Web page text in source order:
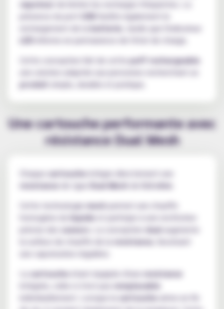
vapoteur
USB
facilite également le
rechargement de la
batterie
, tandis que l'indicateur
informe en permanence de l'état de charge.
Cette conception fait de cettepuff rechargeable
une solution adaptée aux personnes recherchant un
produit
simple, durable et pratique.
Une cartouche performante avec
résistance Dual Mesh
Chaque cartoucheintègre directement une
resistance
Dual Mesh 0.6 ohm
Cette technologiemeshpermet une chauffe
homogène du
liquide
et participe à une restitution
saveurs dual
augmente
resistance
une vaporisation régulière.
cartoucheétant équipée d'une resistance
remplacable
cartouche
arrive en fin